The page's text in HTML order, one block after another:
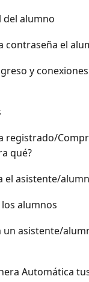
del alumno
contraseña el
y
registrado/
qué?
el asistente/
alumnos
un asistente/
Automática